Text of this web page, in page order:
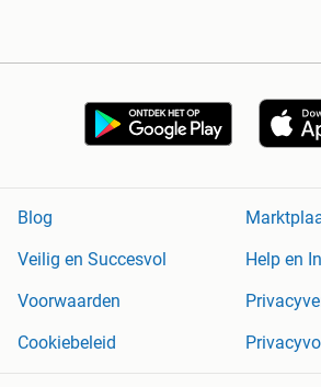
Blog
Veilig en Succesvol
Help en
Voorwaarden
Cookiebeleid